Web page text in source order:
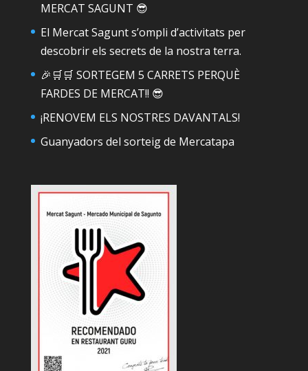
MERCAT SAGUNT 😎
El Mercat Sagunt s’ompli d’activitats per
descobrir els secrets de la nostra terra.
🎉🛒🛒 SORTEGEM 5 CARRETS PERQUÈ
FARDES DE MERCAT!! 😎
¡RENOVEM ELS NOSTRES DAVANTALS!
Guanyadors del sorteig de Mercatapa